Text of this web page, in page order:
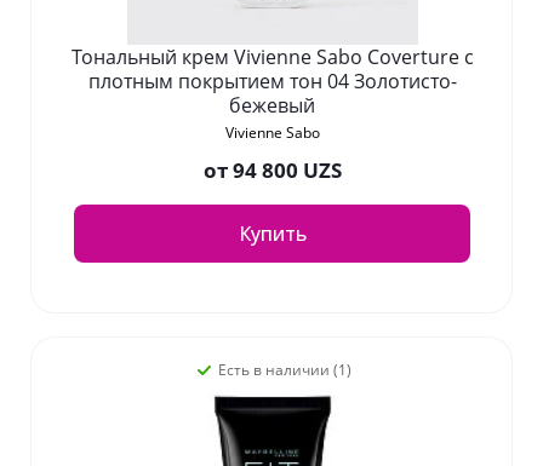
Тональный крем Vivienne Sabo Coverture с
плотным покрытием тон 04 Золотисто-
бежевый
Vivienne Sabo
от94 800 UZS
Купить
Есть в наличии (1)